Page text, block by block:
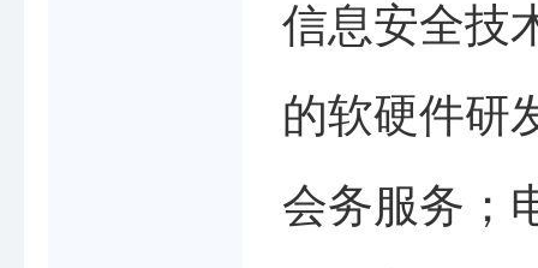
信息安全技
的软硬件研
会务服务；